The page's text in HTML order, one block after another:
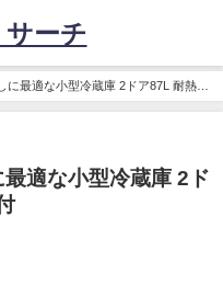
ーチ
最適な小型冷蔵庫 2ドア87L 耐熱ト
適な小型冷蔵庫 2ド